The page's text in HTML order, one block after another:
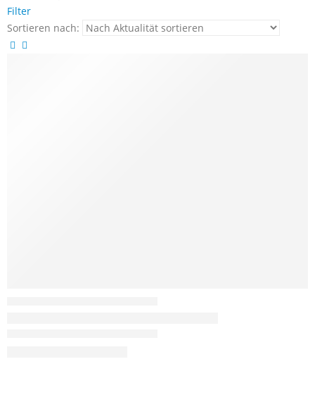
Filter
Sortieren nach: